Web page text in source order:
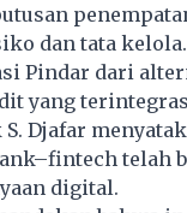
dan tata kelola.
Pindar dari
yang
Djafar
telah
digital.